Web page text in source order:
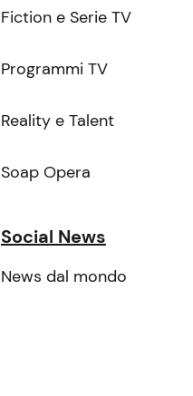
Fiction e Serie TV
Programmi TV
Reality e Talent
Soap Opera
Social News
News dal mondo